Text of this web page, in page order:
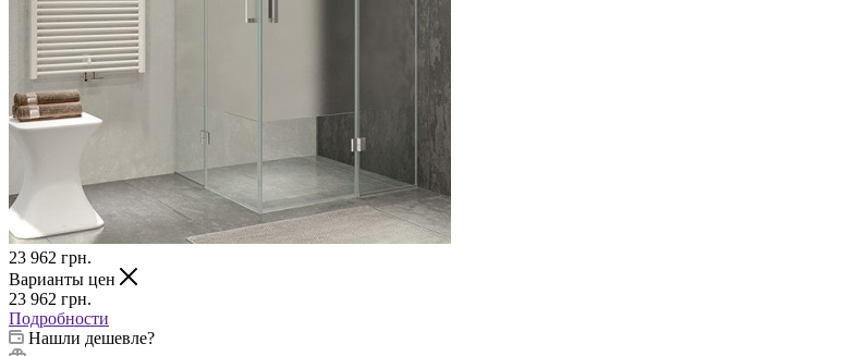
23 962 грн.
Варианты цен
23 962 грн.
Подробности
Нашли дешевле?